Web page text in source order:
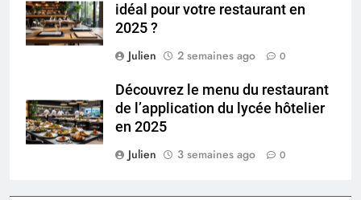
idéal pour votre restaurant en
2025 ?
Julien
2 semaines ago 0
Découvrez le menu du restaurant
de l’application du lycée hôtelier
en 2025
Julien
3 semaines ago 0